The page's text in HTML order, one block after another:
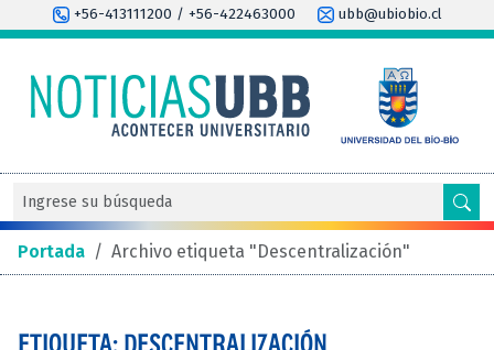
+56-413111200 / +56-422463000 ubb@ubiobio.cl
Portada / Archivo etiqueta "Descentralización"
ETIQUETA: DESCENTRALIZACIÓN